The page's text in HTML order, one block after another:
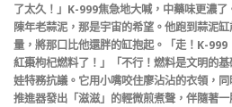
了太久！」K-999焦急地大喊，中藥味更濃
陳年老蒜泥，那是宇宙的希望。他跑到蒜泥
量，將那口比他還胖的缸抱起。「走！K-
紅棗枸杞燃料了！」「不行！燃料是文明的
娃特務抗議。它用小嘴咬住廖沾沾的衣領，
推進器發出「滋滋」的輕微煎煮聲，伴隨著